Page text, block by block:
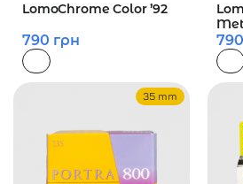
LomoChrome Color ’92
790 грн 790
35 mm